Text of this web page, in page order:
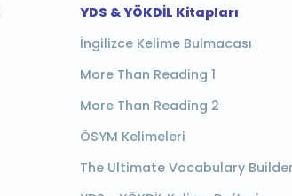
YDS & YÖKDİL Kitapları
İngilizce Kelime Bulmacası
More Than Reading 1
More Than Reading 2
ÖSYM Kelimeleri
The Ultimate Vocabulary Builder